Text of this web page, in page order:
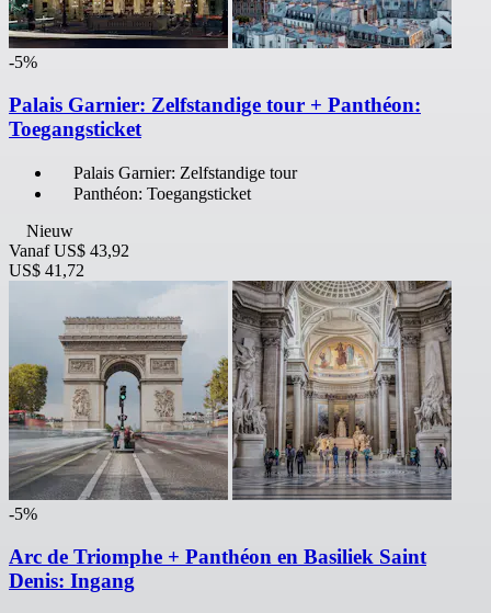
-5%
Palais Garnier: Zelfstandige tour + Panthéon:
Toegangsticket
Palais Garnier: Zelfstandige tour
Panthéon: Toegangsticket
Nieuw
Vanaf US$ 43,92
US$ 41,72
-5%
Arc de Triomphe + Panthéon en Basiliek Saint
Denis: Ingang